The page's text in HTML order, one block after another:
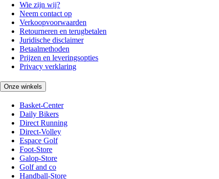
Wie zijn wij?
Neem contact op
Verkoopvoorwaarden
Retourneren en terugbetalen
Juridische disclaimer
Betaalmethoden
Prijzen en leveringsopties
Privacy verklaring
Onze winkels
Basket-Center
Daily Bikers
Direct Running
Direct-Volley
Espace Golf
Foot-Store
Galop-Store
Golf and co
Handball-Store